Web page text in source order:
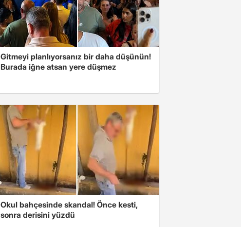
Gitmeyi planlıyorsanız bir daha düşünün!
Burada iğne atsan yere düşmez
Okul bahçesinde skandal! Önce kesti,
sonra derisini yüzdü